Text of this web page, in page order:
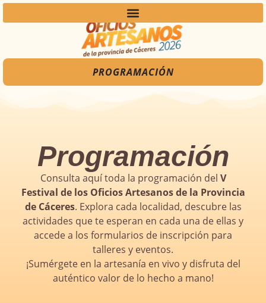
PROGRAMACIÓN
Programación
Consulta aquí toda la programación del V
Festival de los Oficios Artesanos de la Provincia
de Cáceres. Explora cada localidad, descubre las
actividades que te esperan en cada una de ellas y
accede a los formularios de inscripción para
talleres y eventos.
¡Sumérgete en la artesanía en vivo y disfruta del
auténtico valor de lo hecho a mano!